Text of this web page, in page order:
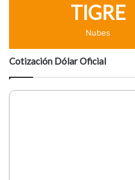
TIGRE
Nubes
Cotización Dólar Oficial